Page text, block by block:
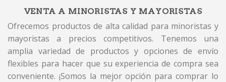
VENTA A MINORISTAS Y MAYORISTAS
Ofrecemos productos de alta calidad para minoristas y
mayoristas a precios competitivos. Tenemos una
amplia variedad de productos y opciones de envío
flexibles para hacer que su experiencia de compra sea
conveniente. ¡Somos la mejor opción para comprar lo